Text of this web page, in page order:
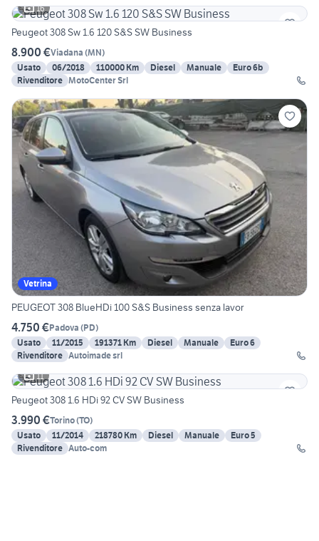
16
Peugeot 308 Sw 1.6 120 S&S SW Business
8.900 €Viadana (MN)
Usato
06/2018 110000 Km Diesel Manuale
Euro 6b
Rivenditore MotoCenter Srl
Vetrina
PEUGEOT 308 BlueHDi 100 S&S Business senza lavor
4.750 €Padova (PD)
Usato
11/2015 191371 Km Diesel Manuale
Euro 6
Rivenditore Autoimade srl
11
Peugeot 308 1.6 HDi 92 CV SW Business
3.990 €Torino(TO)
Usato
11/2014 218780 Km Diesel Manuale
Euro 5
Rivenditore Auto-com